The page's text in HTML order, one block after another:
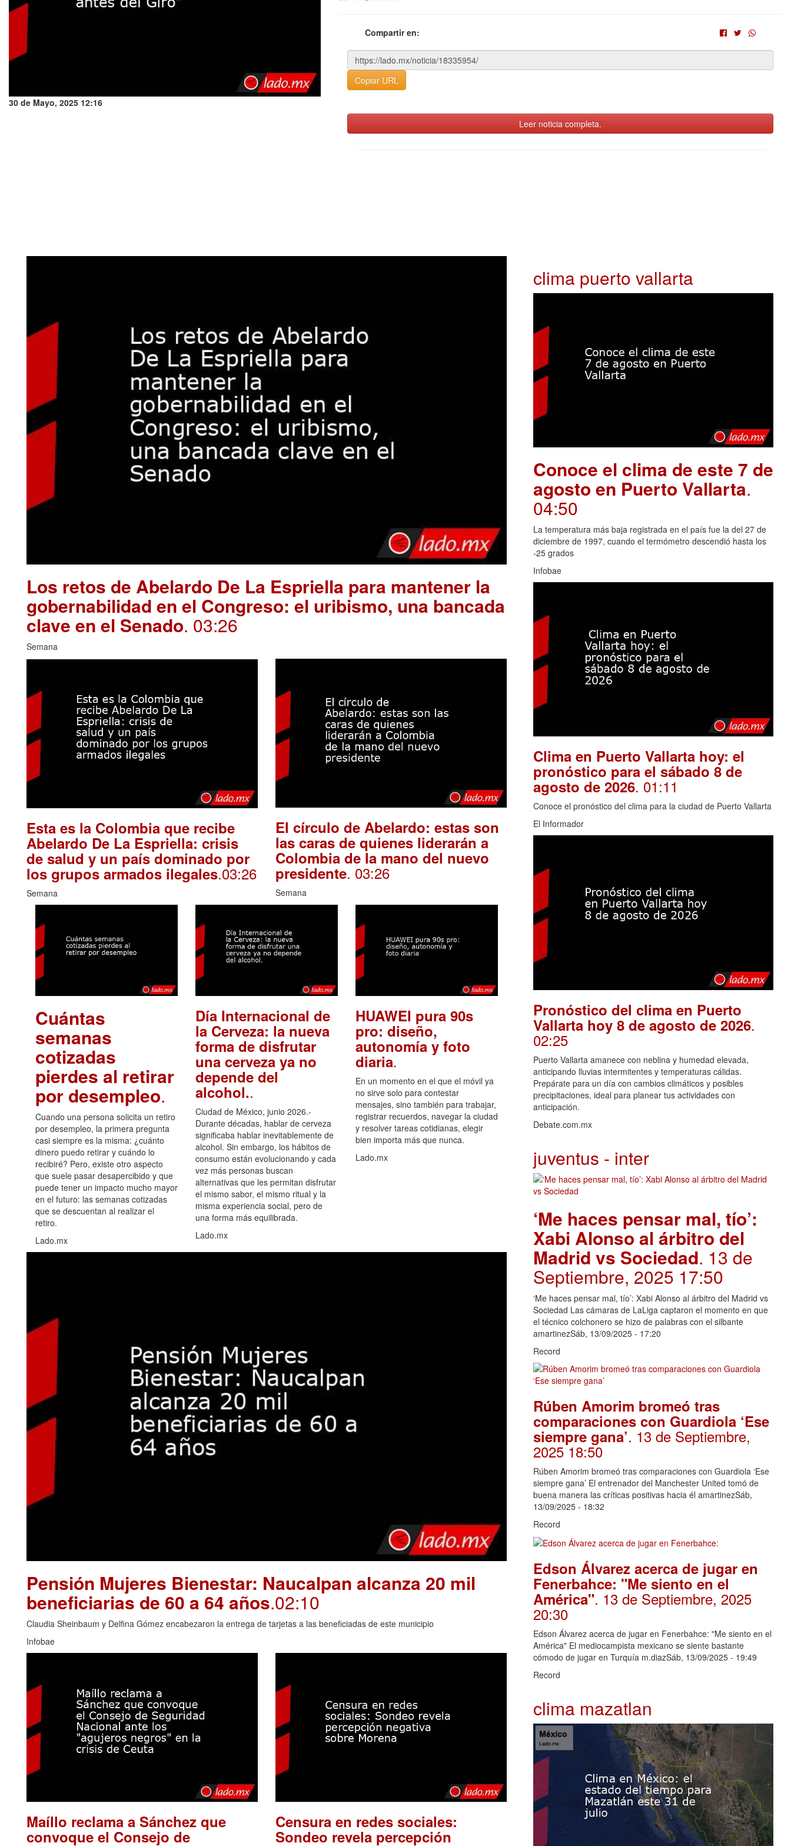
30 de Mayo, 2025 12:16
Compartir en:
Copiar URL
Leer noticia completa.
Los retos de Abelardo De La Espriella para mantener la
gobernabilidad en el Congreso: el uribismo, una bancada
clave en el Senado. 03:26
Semana
Esta es la Colombia que recibe
Abelardo De La Espriella: crisis
de salud y un país dominado por
los grupos armados ilegales.03:26
Semana
El círculo de Abelardo: estas son
las caras de quienes liderarán a
Colombia de la mano del nuevo
presidente. 03:26
Semana
Cuántas
semanas
cotizadas
pierdes al retirar
por desempleo.
Cuando una persona solicita un retiro
por desempleo, la primera pregunta
casi siempre es la misma: ¿cuánto
dinero puedo retirar y cuándo lo
recibiré? Pero, existe otro aspecto
que suele pasar desapercibido y que
puede tener un impacto mucho mayor
en el futuro: las semanas cotizadas
que se descuentan al realizar el
retiro.
Lado.mx
Día Internacional de
la Cerveza: la nueva
forma de disfrutar
una cerveza ya no
depende del
alcohol..
Ciudad de México, junio 2026.-
Durante décadas, hablar de cerveza
significaba hablar inevitablemente de
alcohol. Sin embargo, los hábitos de
consumo están evolucionando y cada
vez más personas buscan
alternativas que les permitan disfrutar
el mismo sabor, el mismo ritual y la
misma experiencia social, pero de
una forma más equilibrada.
Lado.mx
HUAWEI pura 90s
pro: diseño,
autonomía y foto
diaria.
En un momento en el que el móvil ya
no sirve solo para contestar
mensajes, sino también para trabajar,
registrar recuerdos, navegar la ciudad
y resolver tareas cotidianas, elegir
bien importa más que nunca.
Lado.mx
Pensión Mujeres Bienestar: Naucalpan alcanza 20 mil
beneficiarias de 60 a 64 años.02:10
Claudia Sheinbaum y Delfina Gómez encabezaron la entrega de tarjetas a las beneficiadas de este municipio
Infobae
Maíllo reclama a Sánchez que
convoque el Consejo de
Censura en redes sociales:
Sondeo revela percepción
clima puerto vallarta
Conoce el clima de este 7 de
agosto en Puerto Vallarta.
04:50
La temperatura más baja registrada en el país fue la del 27 de
diciembre de 1997, cuando el termómetro descendió hasta los
-25 grados
Infobae
Clima en Puerto Vallarta hoy: el
pronóstico para el sábado 8 de
agosto de 2026. 01:11
Conoce el pronóstico del clima para la ciudad de Puerto Vallarta
El Informador
Pronóstico del clima en Puerto
Vallarta hoy 8 de agosto de 2026.
02:25
Puerto Vallarta amanece con neblina y humedad elevada,
anticipando lluvias intermitentes y temperaturas cálidas.
Prepárate para un día con cambios climáticos y posibles
precipitaciones, ideal para planear tus actividades con
anticipación.
Debate.com.mx
juventus - inter
‘Me haces pensar mal, tío’:
Xabi Alonso al árbitro del
Madrid vs Sociedad. 13 de
Septiembre, 2025 17:50
‘Me haces pensar mal, tío’: Xabi Alonso al árbitro del Madrid vs
Sociedad Las cámaras de LaLiga captaron el momento en que
el técnico colchonero se hizo de palabras con el silbante
amartinezSáb, 13/09/2025 - 17:20
Record
Rúben Amorim bromeó tras
comparaciones con Guardiola ‘Ese
siempre gana’. 13 de Septiembre,
2025 18:50
Rúben Amorim bromeó tras comparaciones con Guardiola ‘Ese
siempre gana’ El entrenador del Manchester United tomó de
buena manera las críticas positivas hacia él amartinezSáb,
13/09/2025 - 18:32
Record
Edson Álvarez acerca de jugar en
Fenerbahce: "Me siento en el
América". 13 de Septiembre, 2025
20:30
Edson Álvarez acerca de jugar en Fenerbahce: "Me siento en el
América" El mediocampista mexicano se siente bastante
cómodo de jugar en Turquía m.diazSáb, 13/09/2025 - 19:49
Record
clima mazatlan